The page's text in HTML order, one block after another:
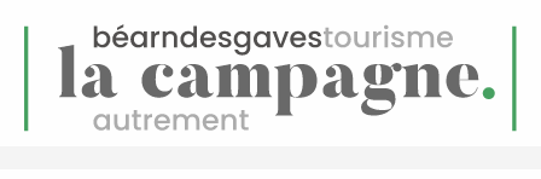
Menu
Au Fil de l'Eau